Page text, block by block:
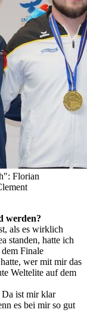
Florian
werden?
als es wirklich
standen, hatte ich
Finale
wer mit mir das
Weltelite auf dem
ist mir klar
es bei mir so gut